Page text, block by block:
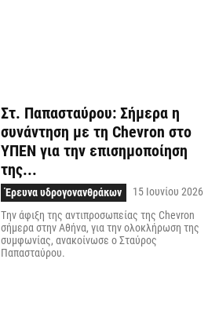
Στ. Παπασταύρου: Σήμερα η
συνάντηση με τη Chevron στο
ΥΠΕΝ για την επισημοποίηση
της...
Έρευνα υδρογονανθράκων
15 Ιουνίου 2026
Tην άφιξη της αντιπροσωπείας της Chevron
σήμερα στην Αθήνα, για την ολοκλήρωση της
συμφωνίας, ανακοίνωσε ο Σταύρος
Παπασταύρου.